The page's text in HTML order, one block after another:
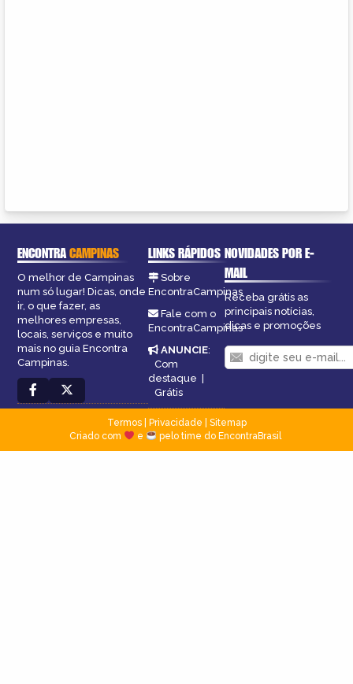
ENCONTRACAMPINAS
O melhor de Campinas
num só lugar! Dicas, onde
ir, o que fazer, as
melhores empresas,
locais, serviços e muito
mais no guia Encontra
Campinas.
LINKS RÁPIDOS
Sobre
EncontraCampinas
Fale com o
EncontraCampinas
ANUNCIE:
Com
destaque |
Grátis
NOVIDADES POR E-
MAIL
Receba grátis as
principais notícias,
dicas e promoções
Termos| Privacidade
Sitemap
Criado com
e pelo time do EncontraBrasil